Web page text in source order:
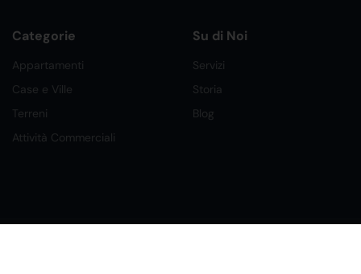
Categorie
Appartamenti
Case e Ville
Terreni
Attività Commerciali
Su di Noi
Servizi
Storia
Blog